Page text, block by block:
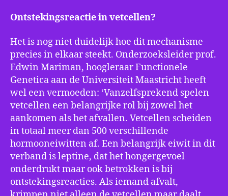
Ontstekingsreactie in vetcellen?
Het is nog niet duidelijk hoe dit mechanisme
precies in elkaar steekt. Onderzoeksleider prof.
Edwin Mariman, hoogleraar Functionele
Genetica aan de Universiteit Maastricht heeft
wel een vermoeden: ‘Vanzelfsprekend spelen
vetcellen een belangrijke rol bij zowel het
aankomen als het afvallen. Vetcellen scheiden
in totaal meer dan 500 verschillende
hormooneiwitten af. Een belangrijk eiwit in dit
verband is leptine, dat het hongergevoel
onderdrukt maar ook betrokken is bij
ontstekingsreacties. Als iemand afvalt,